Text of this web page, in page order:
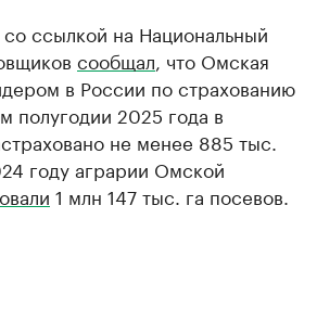
ссылкой на Национальный
сообщал, что Омская
в России по страхованию
полугодии 2025 года в
не менее 885 тыс.
году аграрии Омской
1 млн 147 тыс. га посевов.